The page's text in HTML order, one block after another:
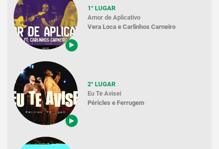
1° LUGAR
Amor de Aplicativo
Vera Loca e Carlinhos Carneiro
2° LUGAR
Eu Te Avisei
Péricles e Ferrugem